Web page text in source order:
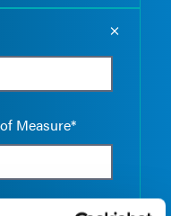
Measure*